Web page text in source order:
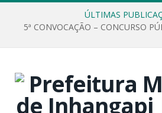
ÚLTIMAS
5ª CONVOCAÇÃO – CONCURSO